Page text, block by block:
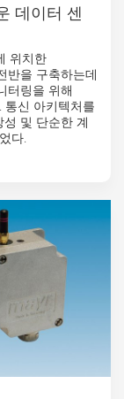
데이터 센
위치한
반을 구축하는데
터링을 위해
통신 아키텍처를
및 단순한 계
다.